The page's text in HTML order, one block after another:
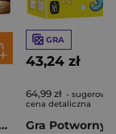
do El Dorado
GRA
43,24 zł
64,99 zł -
cena detaliczna